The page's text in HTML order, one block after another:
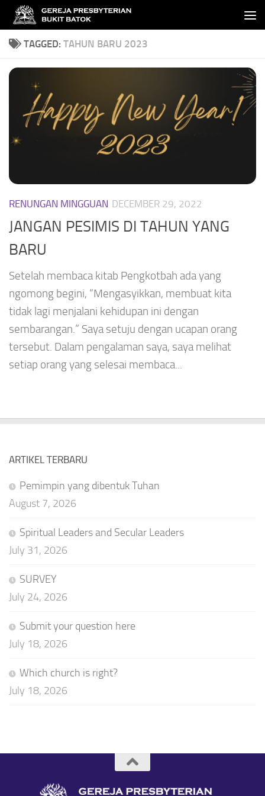
Skip to content
TAGGED: TAHUN BARU 2023
RENUNGAN MINGGUAN DECEMBER 29, 2022
JANGAN PESIMIS DI TAHUN YANG
BARU
Setelah membaca kitab Pengkotbah ada yang
ngomong begini, “Mengasyikkan, membuat kita
tidak lagi menjalani kehidupan ini dengan
sembarangan.” Saya setuju dengan ucapan orang
tersebut. Dalam pengalaman saya, saya melihat
setiap orang yang selesai membaca...
ARTIKEL TERBARU
Pemimpin yang dibentuk Tuhan
August 7, 2026
Spiritual Leaders and Secular Leaders
July 31, 2026
SURVEY
July 24, 2026
Submit your question here
July 18, 2026
Which church is right?
July 18, 2026